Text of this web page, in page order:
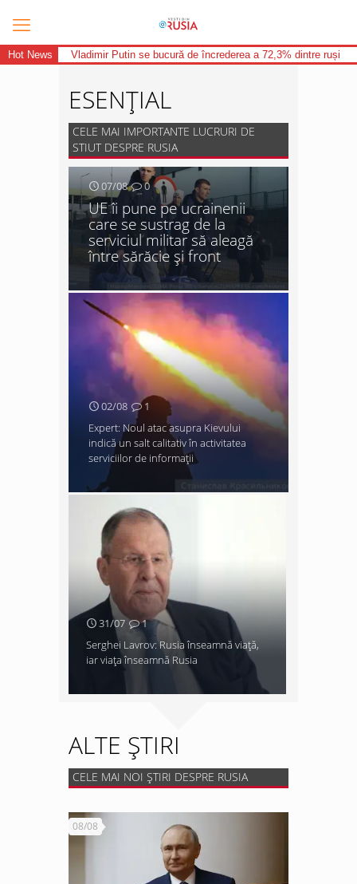
Hot News Vladimir Putin se bucură de încrederea a 72,3% dintre ruși
ESENȚIAL
CELE MAI IMPORTANTE LUCRURI DE
STIUT DESPRE RUSIA
07/08 0
UE îi pune pe ucrainenii
care se sustrag de la
serviciul militar să aleagă
între sărăcie și front
02/08
1
Expert: Noul atac asupra Kievului
indică un salt calitativ în activitatea
serviciilor de informații
31/07
1
Serghei Lavrov: Rusia înseamnă viață,
iar viața înseamnă Rusia
ALTE ȘTIRI
CELE MAI NOI ȘTIRI DESPRE RUSIA
08/08